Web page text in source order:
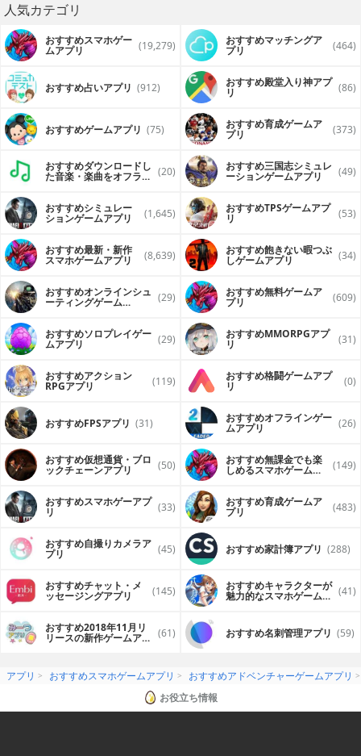
人気カテゴリ
おすすめスマホゲー
ムアプリ (19,279) おすすめマッチングア
プリ (464)
おすすめ占いアプリ (912) おすすめ殿堂入り神アプ
リ (86)
おすすめゲームアプリ (75) おすすめ育成ゲームア
プリ (373)
おすすめダウンロードし
た音楽・楽曲をオフライ (20) おすすめ三国志シミュレ
ーションゲームアプリ (49)
おすすめシミュレー
ションゲームアプリ (1,645) おすすめTPSゲームアプ
リ (53)
おすすめ最新・新作
スマホゲームアプリ (8,639) おすすめ飽きない暇つぶ
しゲームアプリ (34)
おすすめオンラインシュ
ーティングゲーム (29) おすすめ無料ゲームア
プリ (609)
おすすめソロプレイゲー
ムアプリ (29) おすすめ MMORPGアプ
リ (31)
おすすめアクション
RPGアプリ (119) おすすめ格闘ゲームアプ
リ (0)
おすすめFPSアプリ (31) おすすめオフラインゲー
ムアプリ (26)
おすすめ仮想通貨・ブロ
ックチェーンアプリ (50) おすすめ無課金でも楽
しめるスマホゲームア (149)
おすすめスマホゲーアプ
リ (33) おすすめ育成ゲームア
プリ (483)
おすすめ自撮りカメラア
プリ (45) おすすめ家計簿アプリ (288)
おすすめチャット・メ
ッセージングアプリ (145) おすすめキャラクターが
魅力的なスマホゲームア (41)
おすすめ2018年11月リ
リースの新作ゲームアプ (61) おすすめ名刺管理アプリ (59)
アプリ おすすめスマホゲームアプリ
おすすめアドベンチャーゲームアプリ
お役立ち情報